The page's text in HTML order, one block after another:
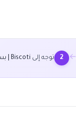
←
2 توجه إلى Biscoti | بسكوتي